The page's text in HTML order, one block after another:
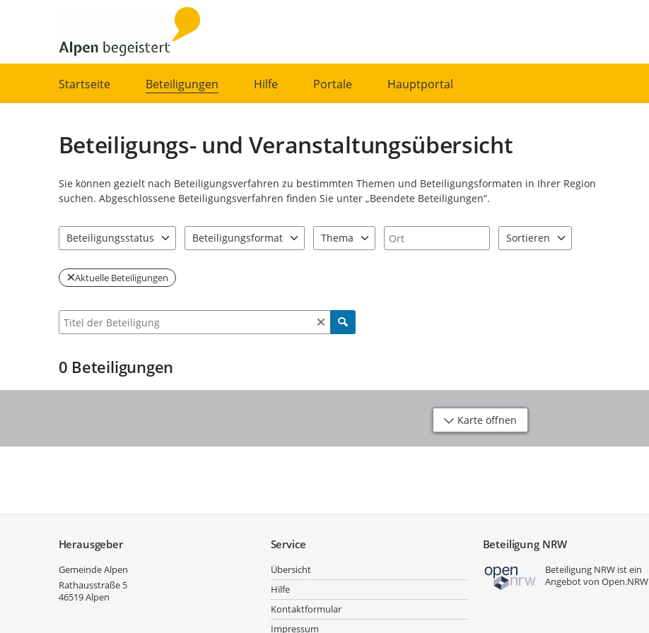
Startseite Beteiligungen Hilfe Portale Hauptportal
Beteiligungs- und Veranstaltungsübersicht
Sie können gezielt nach Beteiligungsverfahren zu bestimmten Themen und Beteiligungsformaten in Ihrer Region
suchen. Abgeschlossene Beteiligungsverfahren finden Sie unter „Beendete Beteiligungen“.
Beteiligungsstatus
Beteiligungsformat
Thema
Ort
Sortieren
Aktuelle Beteiligungen
Suche nach Beteiligung
0 Beteiligungen
Karte öffnen
Herausgeber
Gemeinde Alpen
Rathausstraße 5
46519Alpen
Service
Übersicht
Hilfe
Kontaktformular
Impressum
Beteiligung NRW
Beteiligung NRW ist ein
Angebot vonOpen.NRW